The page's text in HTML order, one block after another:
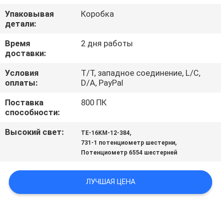
СПРОСИТЕ
ЦИТАТУ
КАРТА
САЙТА
PRIVACY
POLICY
Упаковывая
детали:
Коробка
Время
доставки:
2 дня работы
Условия
оплаты:
T/T, западное соединение, L/C,
D/A, PayPal
Поставка
способности:
800 ПК
Высокий свет: TE-16KM-12-384,
731-1 потенциометр шестерни,
Потенциометр 6554 шестерней
ЛУЧШАЯ ЦЕНА